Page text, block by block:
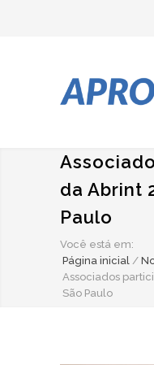
da Abrint
Paulo
Você está em:
Página inicial /
Associados
São Paulo